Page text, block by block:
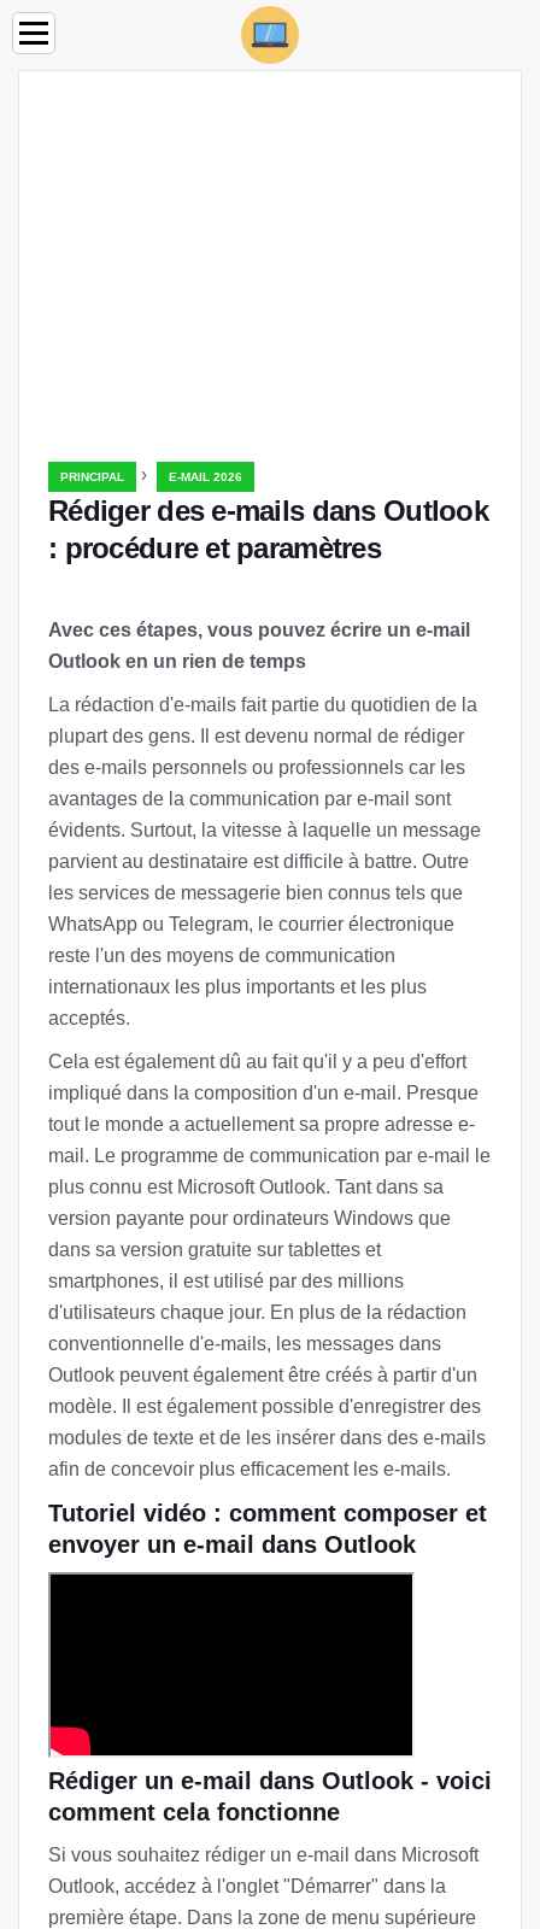
PRINCIPAL › E-MAIL 2026
Rédiger des e-mails dans Outlook
: procédure et paramètres
Avec ces étapes, vous pouvez écrire un e-mail
Outlook en un rien de temps
La rédaction d'e-mails fait partie du quotidien de la
plupart des gens. Il est devenu normal de rédiger
des e-mails personnels ou professionnels car les
avantages de la communication par e-mail sont
évidents. Surtout, la vitesse à laquelle un message
parvient au destinataire est difficile à battre. Outre
les services de messagerie bien connus tels que
WhatsApp ou Telegram, le courrier électronique
reste l'un des moyens de communication
internationaux les plus importants et les plus
acceptés.
Cela est également dû au fait qu'il y a peu d'effort
impliqué dans la composition d'un e-mail. Presque
tout le monde a actuellement sa propre adresse e-
mail. Le programme de communication par e-mail le
plus connu est Microsoft Outlook. Tant dans sa
version payante pour ordinateurs Windows que
dans sa version gratuite sur tablettes et
smartphones, il est utilisé par des millions
d'utilisateurs chaque jour. En plus de la rédaction
conventionnelle d'e-mails, les messages dans
Outlook peuvent également être créés à partir d'un
modèle. Il est également possible d'enregistrer des
modules de texte et de les insérer dans des e-mails
afin de concevoir plus efficacement les e-mails.
Tutoriel vidéo : comment composer et
envoyer un e-mail dans Outlook
Rédiger un e-mail dans Outlook - voici
comment cela fonctionne
Si vous souhaitez rédiger un e-mail dans Microsoft
Outlook, accédez à l'onglet "Démarrer" dans la
première étape. Dans la zone de menu supérieure